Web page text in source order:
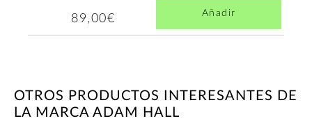
89,00€ Añadir
OTROS PRODUCTOS INTERESANTES DE
LA MARCA ADAM HALL